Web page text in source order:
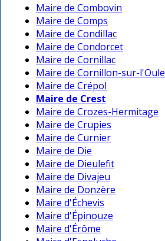
Maire de Combovin
Maire de Comps
Maire de Condillac
Maire de Condorcet
Maire de Cornillac
Maire de Cornillon-sur-l'Oule
Maire de Crépol
Maire de Crest
Maire de Crozes-Hermitage
Maire de Crupies
Maire de Curnier
Maire de Die
Maire de Dieulefit
Maire de Divajeu
Maire de Donzère
Maire d'Échevis
Maire d'Épinouze
Maire d'Érôme